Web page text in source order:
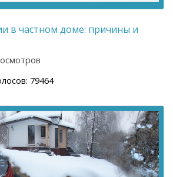
в частном доме: причины и
79464